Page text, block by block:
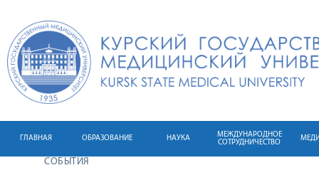
ГЛАВНАЯ ОБРАЗОВАНИЕ НАУКА
МЕЖДУНАРОДНОЕ
СОТРУДНИЧЕСТВО
СОБЫТИЯ